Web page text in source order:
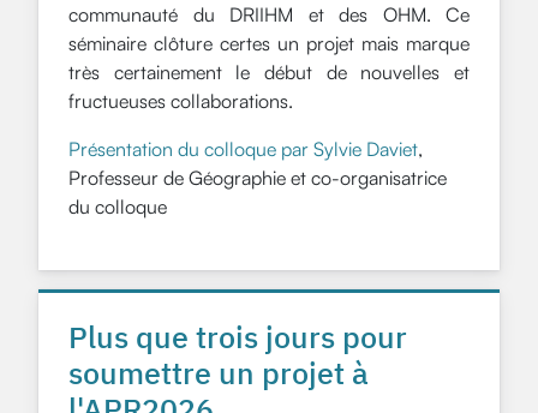
communauté du DRIIHM et des OHM. Ce
séminaire clôture certes un projet mais marque
très certainement le début de nouvelles et
fructueuses collaborations.
Présentation du colloque par Sylvie Daviet,
Professeur de Géographie et co-organisatrice
du colloque
Plus que trois jours pour
soumettre un projet à